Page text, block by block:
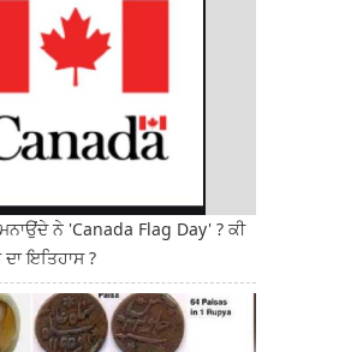
ਨੇ 'Canada Flag Day' ? ਕੀ
ਇਤਿਹਾਸ ?